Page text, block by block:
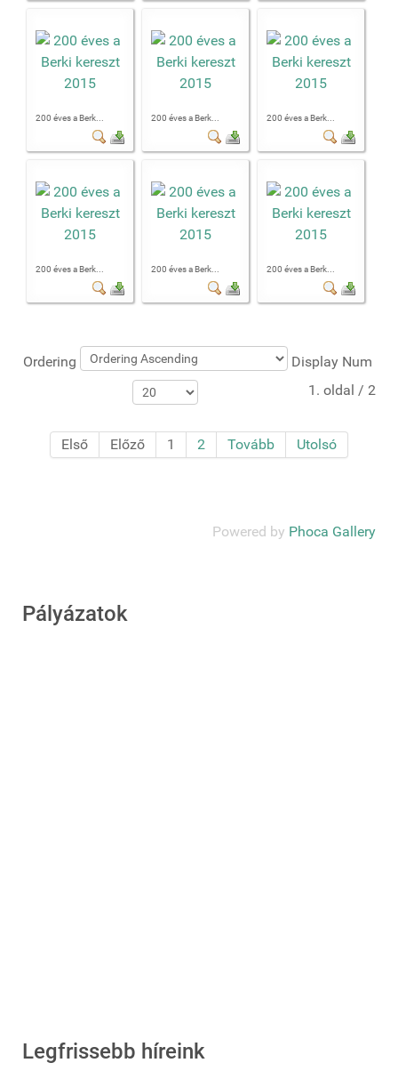
200 éves a Berk... 200 éves a Berk... 200 éves a Berk...
200 éves a Berk... 200 éves a Berk... 200 éves a Berk...
Ordering
Display Num
1. oldal / 2
Első Előző 1 2 Tovább Utolsó
Powered by Phoca Gallery
Pályázatok
Legfrissebb híreink